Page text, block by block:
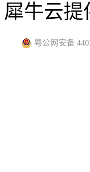
犀牛云提
粤公网安备